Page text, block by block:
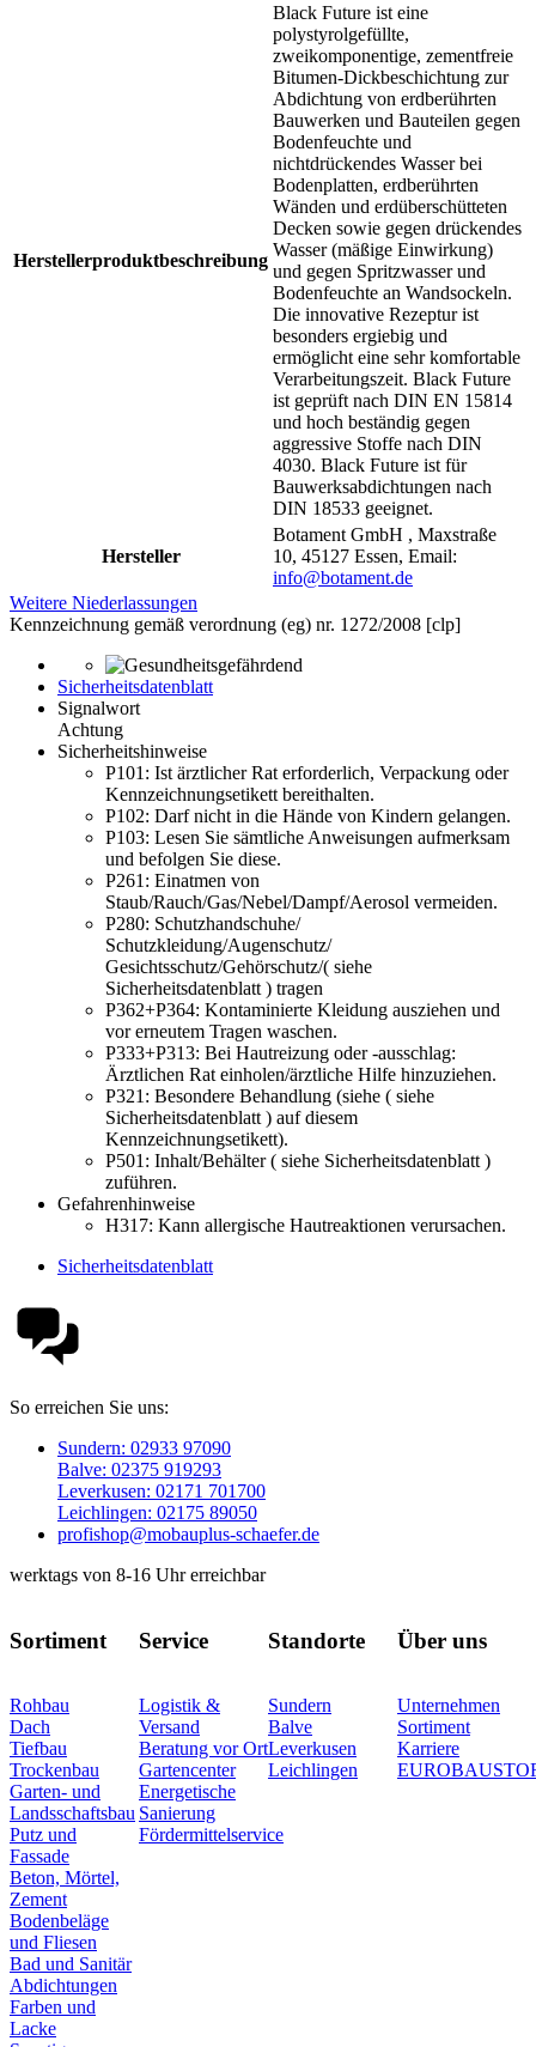
Herstellerproduktbeschreibung
Black Future ist eine
polystyrolgefüllte,
zweikomponentige, zementfreie
Bitumen-Dickbeschichtung zur
Abdichtung von erdberührten
Bauwerken und Bauteilen gegen
Bodenfeuchte und
nichtdrückendes Wasser bei
Bodenplatten, erdberührten
Wänden und erdüberschütteten
Decken sowie gegen drückendes
Wasser (mäßige Einwirkung)
und gegen Spritzwasser und
Bodenfeuchte an Wandsockeln.
Die innovative Rezeptur ist
besonders ergiebig und
ermöglicht eine sehr komfortable
Verarbeitungszeit. Black Future
ist geprüft nach DIN EN 15814
und hoch beständig gegen
aggressive Stoffe nach DIN
4030. Black Future ist für
Bauwerksabdichtungen nach
DIN 18533 geeignet.
Hersteller
Botament GmbH , Maxstraße
10, 45127 Essen, Email:
info@botament.de
Weitere Niederlassungen
Kennzeichnung gemäß verordnung (eg) nr. 1272/2008 [clp]
Sicherheitsdatenblatt
Signalwort
Achtung
Sicherheitshinweise
P101: Ist ärztlicher Rat erforderlich, Verpackung oder
Kennzeichnungsetikett bereithalten.
P102: Darf nicht in die Hände von Kindern gelangen.
P103: Lesen Sie sämtliche Anwei­sungen aufmerksam
und befolgen Sie diese.
P261: Einatmen von
Staub/Rauch/Gas/Nebel/Dampf/Aerosol vermeiden.
P280: Schutzhandschuhe/
Schutzkleidung/Augenschutz/
Gesichtsschutz/Gehörschutz/( siehe
Sicherheitsdatenblatt ) tragen
P362+P364: Kontaminierte Kleidung ausziehen und
vor erneutem Tragen waschen.
P333+P313: Bei Hautreizung oder -ausschlag:
Ärztlichen Rat einholen/ärztliche Hilfe hinzuziehen.
P321: Besondere Behandlung (siehe ( siehe
Sicherheitsdatenblatt ) auf diesem
Kennzeichnungsetikett).
P501: Inhalt/Behälter ( siehe Sicherheitsdatenblatt )
zuführen.
Gefahrenhinweise
H317: Kann allergische Hautreaktionen verursachen.
Sicherheitsdatenblatt
So erreichen Sie uns:
Sundern: 02933 97090
Balve: 02375 919293
Leverkusen: 02171 701700
Leichlingen: 02175 89050
profishop@mobauplus-schaefer.de
werktags von 8-16 Uhr erreichbar
Sortiment
Rohbau
Dach
Tiefbau
Trockenbau
Garten- und
Landsschaftsbau
Putz und
Fassade
Beton, Mörtel,
Zement
Bodenbeläge
und Fliesen
Bad und Sanitär
Abdichtungen
Farben und
Lacke
Service
Logistik &
Versand
Beratung vor Ort
Gartencenter
Energetische
Sanierung
Fördermittelservice
Standorte
Sundern
Balve
Leverkusen
Leichlingen
Über uns
Unternehmen
Sortiment
Karriere